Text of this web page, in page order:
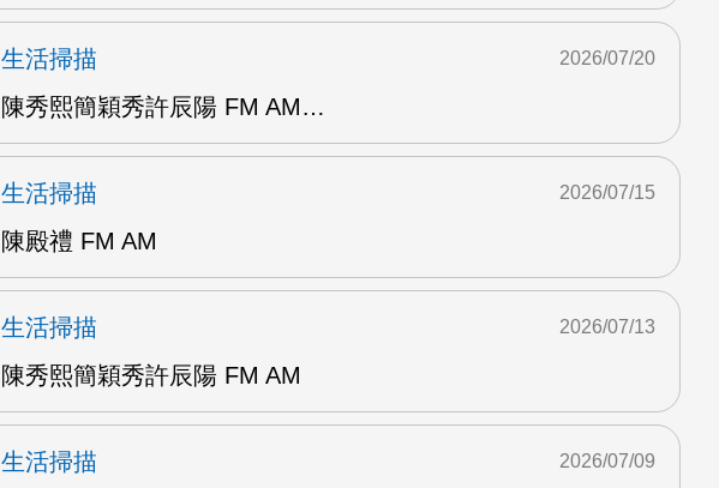
生活掃描
陳秀熙簡穎秀許辰陽 FM AM…
2026/07/20
生活掃描
陳殿禮 FM AM
2026/07/15
生活掃描
陳秀熙簡穎秀許辰陽 FM AM
2026/07/13
生活掃描
2026/07/09